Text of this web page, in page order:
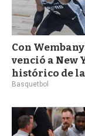
Con
venció a New
histórico de
Basquetbol